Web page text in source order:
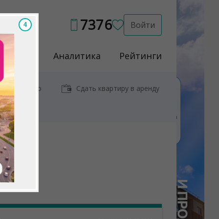
7376 Войти
Аналитика Рейтинги
у метро Сдать квартиру в аренду
3